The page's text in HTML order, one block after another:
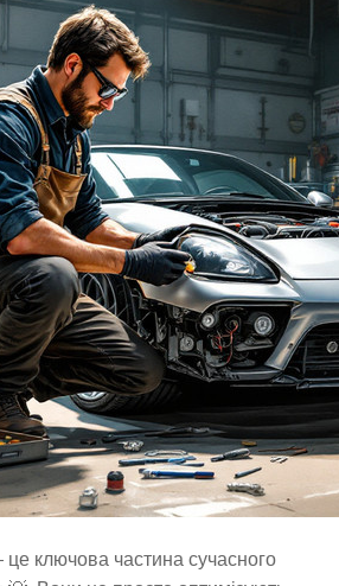
ключова частина сучасного